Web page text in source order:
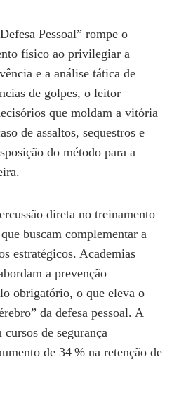
Pessoal” rompe o
físico ao privilegiar a
e a análise tática de
de golpes, o leitor
que moldam a vitória
de assaltos, sequestros e
do método para a
direta no treinamento
buscam complementar a
estratégicos. Academias
a prevenção
obrigatório, o que eleva o
da defesa pessoal. A
de segurança
de 34 % na retenção de